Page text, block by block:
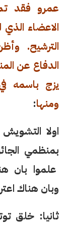
عمرو فقد
الاعضاء
الترشيح.
الدفاع عن
يزج باسمه
ومنها:
اولا
بمنظمي
علموا بان
وبان هناك
ثانيا: خلق